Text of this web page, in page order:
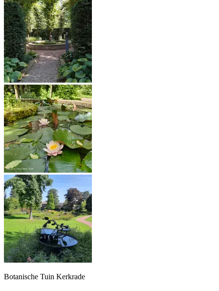
Botanische Tuin Kerkrade